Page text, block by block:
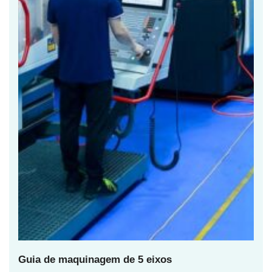
Guia de maquinagem de 5 eixos